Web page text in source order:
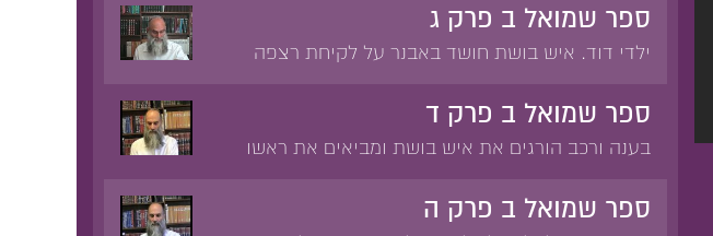
שאול על ישראל. אבנר ואנשיו ניגפים לפני עבדי דוד
בבריכה בגבעון. אבנר הורג את עשהאל.
ספר שמואל ב פרק ג
ילדי דוד. איש בושת חושד באבנר על לקיחת רצפה
אנוכי'. אבנר מבקש מדוד לכרות איתו ברית. דוד
את אבנר. קינת דוד ואבלו על מות אבנר.
ספר שמואל ב פרק ד
בענה ורכב הורגים את איש בושת ומביאים את ראשו
בושת נקבר בקבר אבנר בחברון.
ספר שמואל ב פרק ה